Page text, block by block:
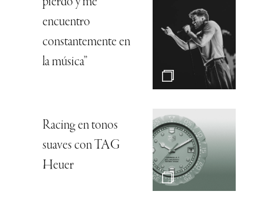
encuentro
constantemente en
la música”
Racing en tonos
suaves con TAG
Heuer